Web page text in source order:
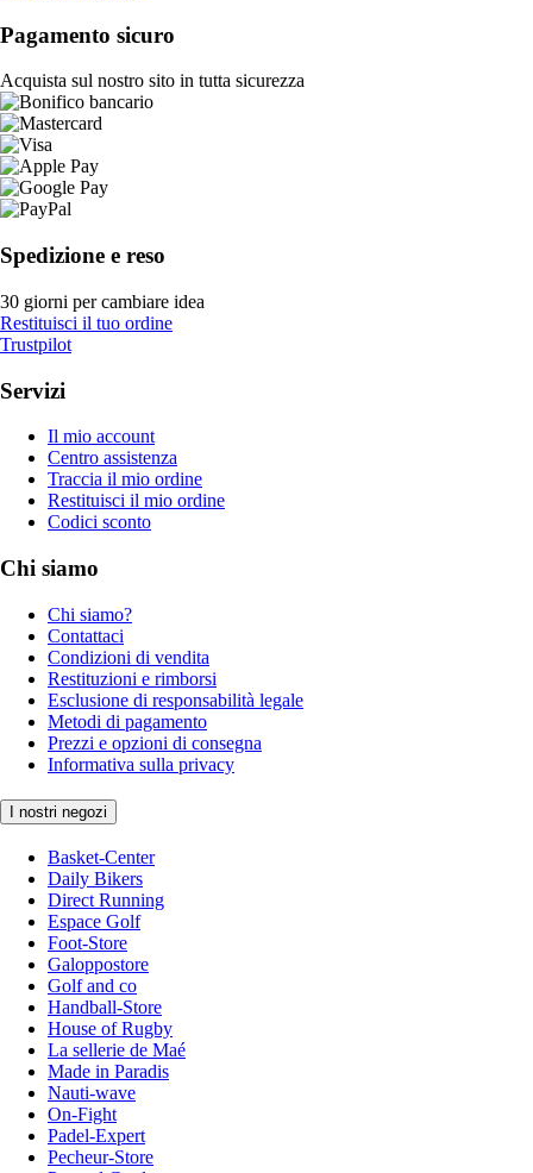
Pagamento sicuro
Acquista sul nostro sito in tutta sicurezza
Spedizione e reso
30 giorni per cambiare idea
Restituisci il tuo ordine
Trustpilot
Servizi
Il mio account
Centro assistenza
Traccia il mio ordine
Restituisci il mio ordine
Codici sconto
Chi siamo
Chi siamo?
Contattaci
Condizioni di vendita
Restituzioni e rimborsi
Esclusione di responsabilità legale
Metodi di pagamento
Prezzi e opzioni di consegna
Informativa sulla privacy
I nostri negozi
Basket-Center
Daily Bikers
Direct Running
Espace Golf
Foot-Store
Galoppostore
Golf and co
Handball-Store
House of Rugby
La sellerie de Maé
Made in Paradis
Nauti-wave
On-Fight
Padel-Expert
Pecheur-Store